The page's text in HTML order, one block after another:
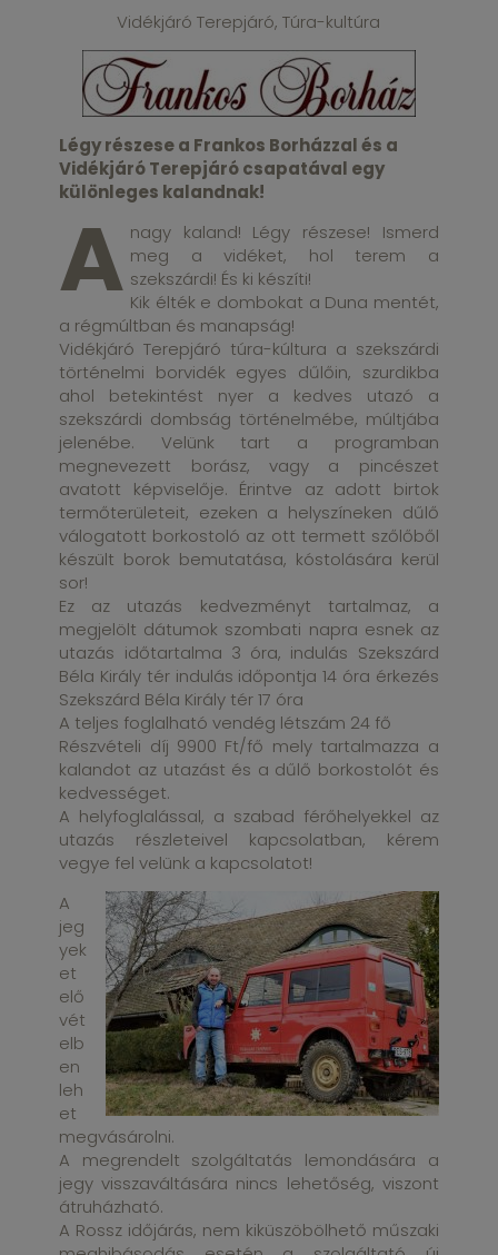
Vidékjáró Terepjáró, Túra-kultúra
Légy részese a Frankos Borházzal és a
Vidékjáró Terepjáró csapatával egy
különleges kalandnak!
A nagy kaland! Légy részese! Ismerd
meg a vidéket, hol terem a
szekszárdi! És ki készíti!
Kik élték e dombokat a Duna mentét,
a régmúltban és manapság!
Vidékjáró Terepjáró túra-kúltura a szekszárdi
történelmi borvidék egyes dűlőin, szurdikba
ahol betekintést nyer a kedves utazó a
szekszárdi dombság történelmébe, múltjába
jelenébe. Velünk tart a programban
megnevezett borász, vagy a pincészet
avatott képviselője. Érintve az adott birtok
termőterületeit, ezeken a helyszíneken dűlő
válogatott borkostoló az ott termett szőlőből
készült borok bemutatása, kóstolására kerül
sor!
Ez az utazás kedvezményt tartalmaz, a
megjelölt dátumok szombati napra esnek az
utazás időtartalma 3 óra, indulás Szekszárd
Béla Király tér indulás időpontja 14 óra érkezés
Szekszárd Béla Király tér 17 óra
A teljes foglalható vendég létszám 24 fő
Részvételi díj 9900 Ft/fő mely tartalmazza a
kalandot az utazást és a dűlő borkostolót és
kedvességet.
A helyfoglalással, a szabad férőhelyekkel az
utazás részleteivel kapcsolatban, kérem
vegye fel velünk a kapcsolatot!
A
jeg
yek
et
elő
vét
elb
en
leh
et
megvásárolni.
A megrendelt szolgáltatás lemondására a
jegy visszaváltására nincs lehetőség, viszont
átruházható.
A Rossz időjárás, nem kiküszöbölhető műszaki